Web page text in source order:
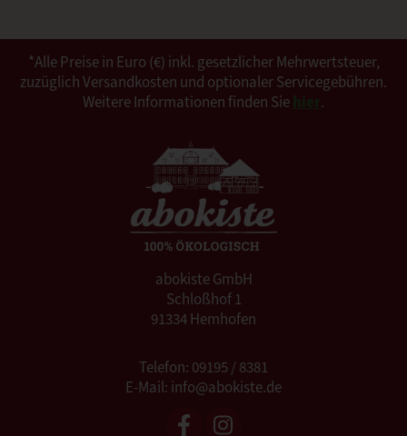
*Alle Preise in Euro (€) inkl. gesetzlicher Mehrwertsteuer,
zuzüglich Versandkosten und optionaler Servicegebühren.
Weitere Informationen finden Sie
.
abokiste GmbH
Schloßhof 1
91334 Hemhofen
Telefon: 09195 / 8381
E-Mail: info@abokiste.de